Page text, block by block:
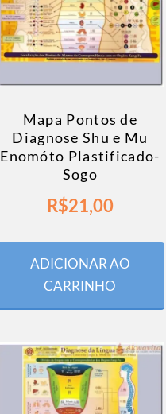
Mapa Pontos de
Diagnose Shu e Mu
Enomóto Plastificado-
Sogo
R$21,00
ADICIONAR AO
CARRINHO